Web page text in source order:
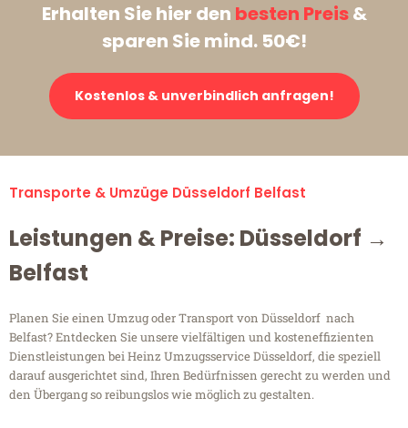
Erhalten Sie hier den besten Preis&
sparen Sie mind. 50€!
Kostenlos & unverbindlich anfragen!
Transporte & Umzüge Düsseldorf Belfast
Leistungen & Preise: Düsseldorf →
Belfast
Planen Sie einen Umzug oder Transport von Düsseldorf nach
Belfast? Entdecken Sie unsere vielfältigen und kosteneffizienten
Dienstleistungen bei Heinz Umzugsservice Düsseldorf, die speziell
darauf ausgerichtet sind, Ihren Bedürfnissen gerecht zu werden und
den Übergang so reibungslos wie möglich zu gestalten.